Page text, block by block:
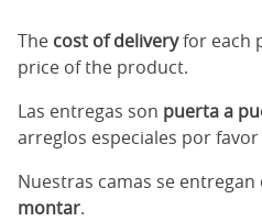
The cost of deliveryfor each
price of the product.
Las entregas son puerta a
arreglos especiales por
Nuestras camas se entregan
montar.